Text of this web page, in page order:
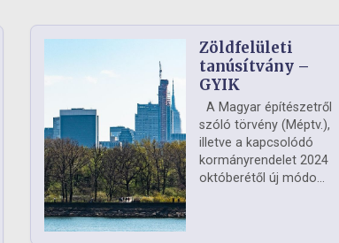
Zöldfelületi
tanúsítvány –
GYIK
A Magyar építészetről
szóló törvény (Méptv.),
illetve a kapcsolódó
kormányrendelet 2024
októberétől új módo...